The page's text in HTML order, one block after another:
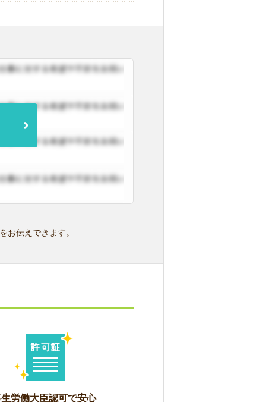
お伝えできます。
労働大臣認可で安心